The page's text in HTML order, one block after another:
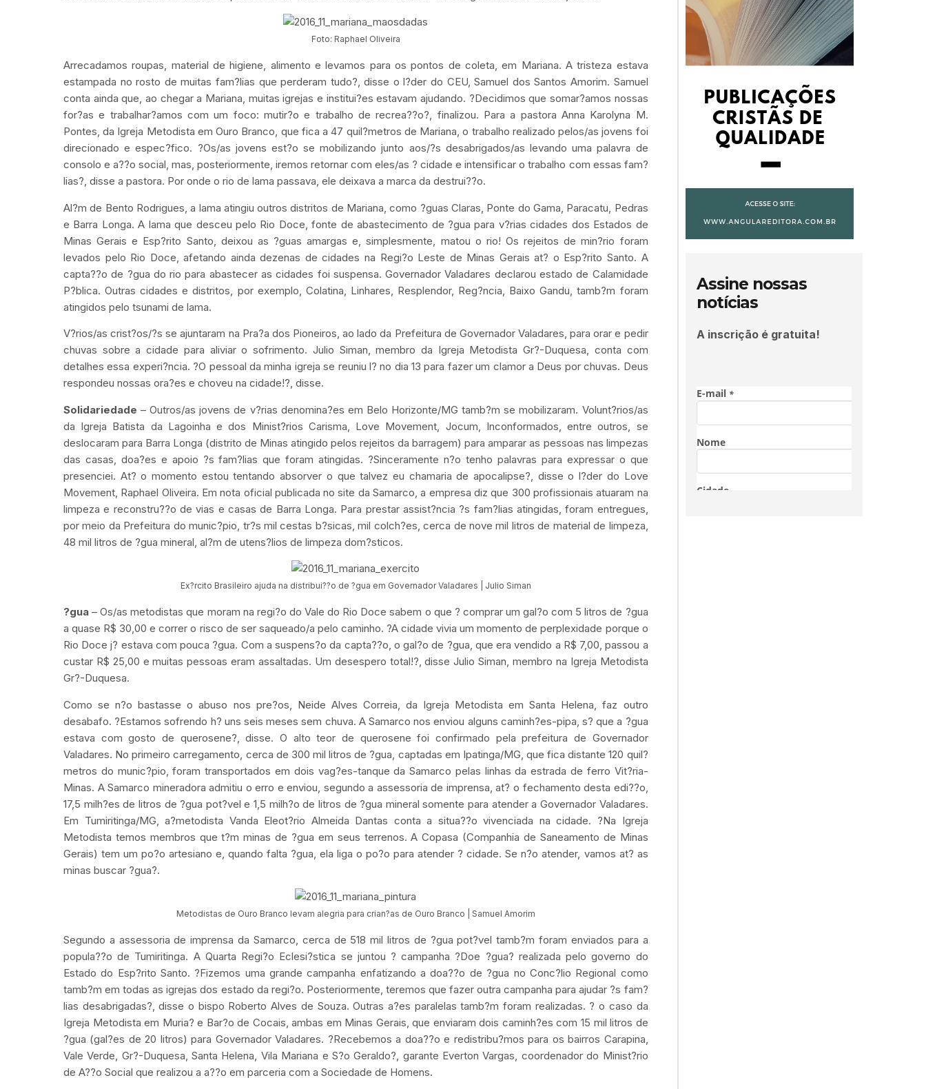
Foto: Raphael Oliveira
Arrecadamos roupas, material de higiene, alimento e levamos para os pontos de coleta, em Mariana. A tristeza estava
estampada no rosto de muitas fam?lias que perderam tudo?, disse o l?der do CEU, Samuel dos Santos Amorim. Samuel
conta ainda que, ao chegar a Mariana, muitas igrejas e institui?es estavam ajudando. ?Decidimos que somar?amos nossas
for?as e trabalhar?amos com um foco: mutir?o e trabalho de recrea??o?, finalizou. Para a pastora Anna Karolyna M.
Pontes, da Igreja Metodista em Ouro Branco, que fica a 47 quil?metros de Mariana, o trabalho realizado pelos/as jovens foi
direcionado e espec?fico. ?Os/as jovens est?o se mobilizando junto aos/?s desabrigados/as levando uma palavra de
consolo e a??o social, mas, posteriormente, iremos retornar com eles/as ? cidade e intensificar o trabalho com essas fam?
lias?, disse a pastora. Por onde o rio de lama passava, ele deixava a marca da destrui??o.
Al?m de Bento Rodrigues, a lama atingiu outros distritos de Mariana, como ?guas Claras, Ponte do Gama, Paracatu, Pedras
e Barra Longa. A lama que desceu pelo Rio Doce, fonte de abastecimento de ?gua para v?rias cidades dos Estados de
Minas Gerais e Esp?rito Santo, deixou as ?guas amargas e, simplesmente, matou o rio! Os rejeitos de min?rio foram
levados pelo Rio Doce, afetando ainda dezenas de cidades na Regi?o Leste de Minas Gerais at? o Esp?rito Santo. A
capta??o de ?gua do rio para abastecer as cidades foi suspensa. Governador Valadares declarou estado de Calamidade
P?blica. Outras cidades e distritos, por exemplo, Colatina, Linhares, Resplendor, Reg?ncia, Baixo Gandu, tamb?m foram
atingidos pelo tsunami de lama.
V?rios/as crist?os/?s se ajuntaram na Pra?a dos Pioneiros, ao lado da Prefeitura de Governador Valadares, para orar e pedir
chuvas sobre a cidade para aliviar o sofrimento. Julio Siman, membro da Igreja Metodista Gr?-Duquesa, conta com
detalhes essa experi?ncia. ?O pessoal da minha igreja se reuniu l? no dia 13 para fazer um clamor a Deus por chuvas. Deus
respondeu nossas ora?es e choveu na cidade!?, disse.
Solidariedade – Outros/as jovens de v?rias denomina?es em Belo Horizonte/MG tamb?m se mobilizaram. Volunt?rios/as
da Igreja Batista da Lagoinha e dos Minist?rios Carisma, Love Movement, Jocum, Inconformados, entre outros, se
deslocaram para Barra Longa (distrito de Minas atingido pelos rejeitos da barragem) para amparar as pessoas nas limpezas
das casas, doa?es e apoio ?s fam?lias que foram atingidas. ?Sinceramente n?o tenho palavras para expressar o que
presenciei. At? o momento estou tentando absorver o que talvez eu chamaria de apocalipse?, disse o l?der do Love
Movement, Raphael Oliveira. Em nota oficial publicada no site da Samarco, a empresa diz que 300 profissionais atuaram na
limpeza e reconstru??o de vias e casas de Barra Longa. Para prestar assist?ncia ?s fam?lias atingidas, foram entregues,
por meio da Prefeitura do munic?pio, tr?s mil cestas b?sicas, mil colch?es, cerca de nove mil litros de material de limpeza,
48 mil litros de ?gua mineral, al?m de utens?lios de limpeza dom?sticos.
Ex?rcito Brasileiro ajuda na distribui??o de ?gua em Governador Valadares | Julio Siman
?gua – Os/as metodistas que moram na regi?o do Vale do Rio Doce sabem o que ? comprar um gal?o com 5 litros de ?gua
a quase R$ 30,00 e correr o risco de ser saqueado/a pelo caminho. ?A cidade vivia um momento de perplexidade porque o
Rio Doce j? estava com pouca ?gua. Com a suspens?o da capta??o, o gal?o de ?gua, que era vendido a R$ 7,00, passou a
custar R$ 25,00 e muitas pessoas eram assaltadas. Um desespero total!?, disse Julio Siman, membro na Igreja Metodista
Gr?-Duquesa.
Como se n?o bastasse o abuso nos pre?os, Neide Alves Correia, da Igreja Metodista em Santa Helena, faz outro
desabafo. ?Estamos sofrendo h? uns seis meses sem chuva. A Samarco nos enviou alguns caminh?es-pipa, s? que a ?gua
estava com gosto de querosene?, disse. O alto teor de querosene foi confirmado pela prefeitura de Governador
Valadares. No primeiro carregamento, cerca de 300 mil litros de ?gua, captadas em Ipatinga/MG, que fica distante 120 quil?
metros do munic?pio, foram transportados em dois vag?es-tanque da Samarco pelas linhas da estrada de ferro Vit?ria-
Minas. A Samarco mineradora admitiu o erro e enviou, segundo a assessoria de imprensa, at? o fechamento desta edi??o,
17,5 milh?es de litros de ?gua pot?vel e 1,5 milh?o de litros de ?gua mineral somente para atender a Governador Valadares.
Em Tumiritinga/MG, a?metodista Vanda Eleot?rio Almeida Dantas conta a situa??o vivenciada na cidade. ?Na Igreja
Metodista temos membros que t?m minas de ?gua em seus terrenos. A Copasa (Companhia de Saneamento de Minas
Gerais) tem um po?o artesiano e, quando falta ?gua, ela liga o po?o para atender ? cidade. Se n?o atender, vamos at? as
minas buscar ?gua?.
Metodistas de Ouro Branco levam alegria para crian?as de Ouro Branco | Samuel Amorim
Segundo a assessoria de imprensa da Samarco, cerca de 518 mil litros de ?gua pot?vel tamb?m foram enviados para a
popula??o de Tumiritinga. A Quarta Regi?o Eclesi?stica se juntou ? campanha ?Doe ?gua? realizada pelo governo do
Estado do Esp?rito Santo. ?Fizemos uma grande campanha enfatizando a doa??o de ?gua no Conc?lio Regional como
tamb?m em todas as igrejas dos estado da regi?o. Posteriormente, teremos que fazer outra campanha para ajudar ?s fam?
lias desabrigadas?, disse o bispo Roberto Alves de Souza. Outras a?es paralelas tamb?m foram realizadas. ? o caso da
Igreja Metodista em Muria? e Bar?o de Cocais, ambas em Minas Gerais, que enviaram dois caminh?es com 15 mil litros de
?gua (gal?es de 20 litros) para Governador Valadares. ?Recebemos a doa??o e redistribu?mos para os bairros Carapina,
Vale Verde, Gr?-Duquesa, Santa Helena, Vila Mariana e S?o Geraldo?, garante Everton Vargas, coordenador do Minist?rio
de A??o Social que realizou a a??o em parceria com a Sociedade de Homens.
Assine nossas
notícias
A inscrição é gratuita!